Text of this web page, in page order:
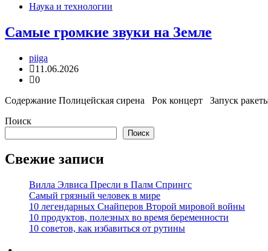
Наука и технологии
Самые громкие звуки на Земле
piiga
11.06.2026
0
Содержание Полицейская сирена Рок концерт Запуск
Поиск
Поиск
Свежие записи
Вилла Элвиса Пресли в Палм Спрингс
Самый грязный человек в мире
10 легендарных Снайперов Второй мировой войны
10 продуктов, полезных во время беременности
10 советов, как избавиться от рутины